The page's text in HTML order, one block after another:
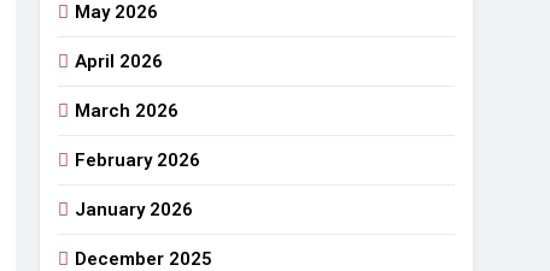
3 Years Ago
का भव्य आयोजन
राजनीतिक सफरनामा : आन्दोलन से उपजे सवाल
वाला डंडा
May 2026
April 2026
March 2026
February 2026
January 2026
December 2025